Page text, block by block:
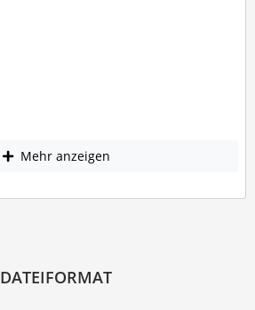
Mehr anzeigen
DATEIFORMAT